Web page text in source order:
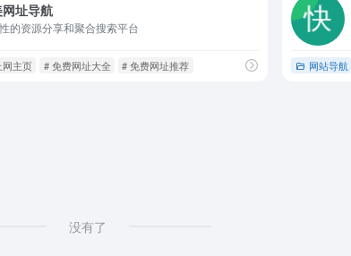
址导航
的资源分享和聚合搜索平台
网主页 # 免费网址大全 # 免费网址推荐 网站导航
没有了